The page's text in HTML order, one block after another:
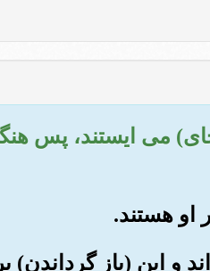
می ایستند، پس
و این (باز گرداندن)